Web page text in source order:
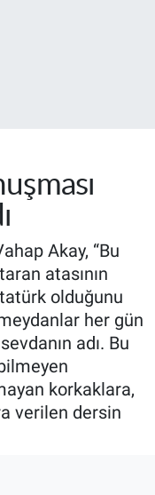
Akay, “Bu
atasının
olduğunu
her gün
adı. Bu
korkaklara,
verilen dersin